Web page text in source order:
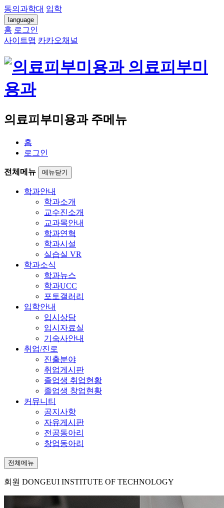
동의과학대 입학
language
홈 로그인
사이트맵 카카오채널
의료피부미
용과
의료피부미용과 주메뉴
홈
로그인
전체메뉴 메뉴닫기
학과안내
학과소개
교수진소개
교과목안내
학과연혁
학과시설
실습실 VR
학과소식
학과뉴스
학과UCC
포토갤러리
입학안내
입시상담
입시자료실
기숙사안내
취업/진로
진출분야
취업게시판
졸업생 취업현황
졸업생 창업현황
커뮤니티
공지사항
자유게시판
전공동아리
창업동아리
전체메뉴
회원 DONGEUI INSTITUTE OF TECHNOLOGY